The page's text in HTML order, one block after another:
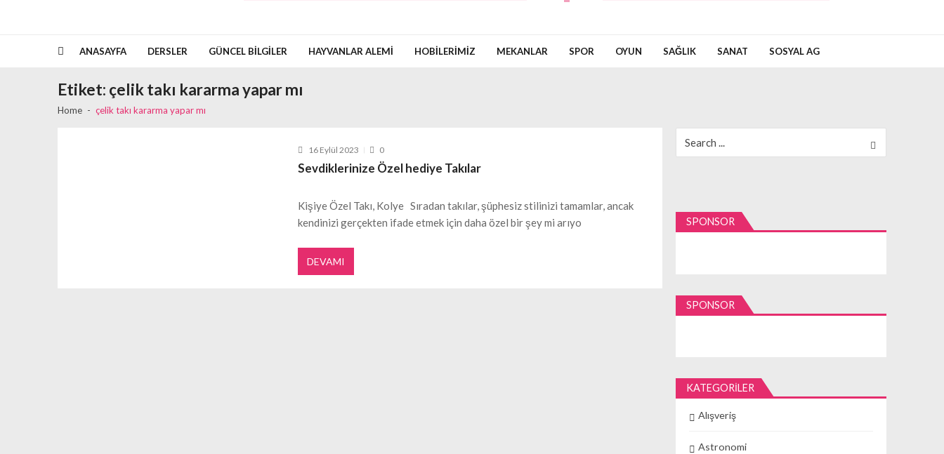
ANASAYFA DERSLER GÜNCEL BILGILER HAYVANLAR ALEMI HOBILERIMIZ MEKANLAR SPOR OYUN SAĞLIK SANAT SOSYAL AG
Etiket: çelik takı kararma yapar mı
Home çelik takı kararma yapar mı
16 Eylül 2023 0
Sevdiklerinize Özel hediye Takılar
Kişiye Özel Takı, Kolye Sıradan takılar, şüphesiz stilinizi tamamlar, ancak
kendinizi gerçekten ifade etmek için daha özel bir şey mi arıyo
DEVAMI
for:
SPONSOR
SPONSOR
KATEGORILER
Alışveriş
Astronomi